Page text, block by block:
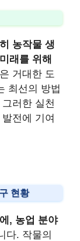
농작물 생
래를 위해
거대한 도
최선의 방법
러한 실천
전에 기여
현황
, 농업 분야
다. 작물의